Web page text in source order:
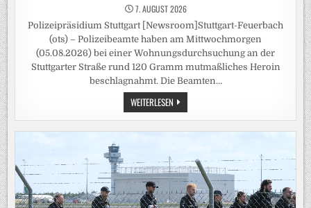
7. AUGUST 2026
Polizeipräsidium Stuttgart [Newsroom]Stuttgart-Feuerbach
(ots) – Polizeibeamte haben am Mittwochmorgen
(05.08.2026) bei einer Wohnungsdurchsuchung an der
Stuttgarter Straße rund 120 Gramm mutmaßliches Heroin
beschlagnahmt. Die Beamten…
WEITERLESEN POL-
S:
STAATSANWALTSCHAFT
BEKANNT:
BEI
FESTNAHME
RAUSCHGIFT
GEFUNDEN